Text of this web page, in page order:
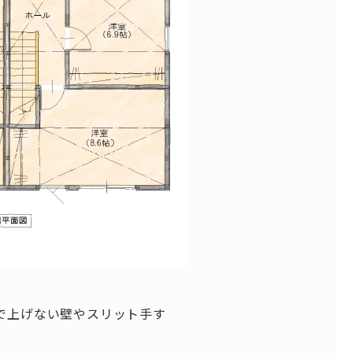
上げない壁やスリット手す